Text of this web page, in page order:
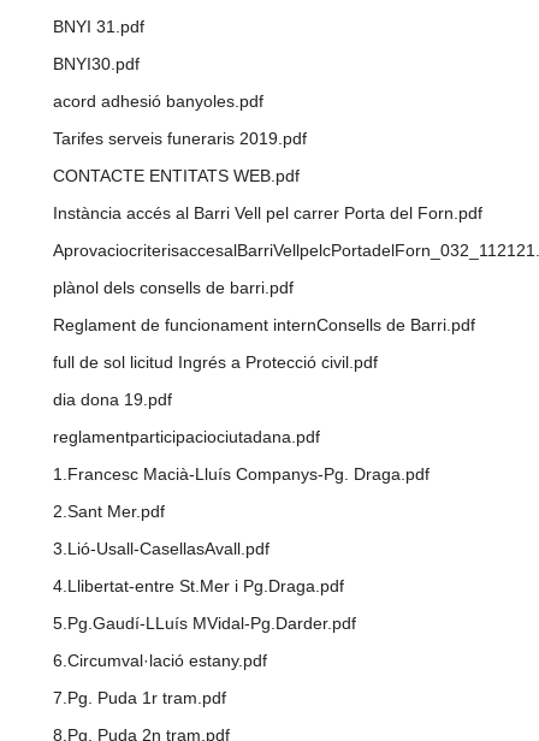
BNYI 31.pdf
BNYI30.pdf
acord adhesió banyoles.pdf
Tarifes serveis funeraris 2019.pdf
CONTACTE ENTITATS WEB.pdf
Instància accés al Barri Vell pel carrer Porta del Forn.pdf
plànol dels consells de barri.pdf
Reglament de funcionament internConsells de Barri.pdf
full de sol licitud Ingrés a Protecció civil.pdf
dia dona 19.pdf
reglamentparticipaciociutadana.pdf
1.Francesc Macià-Lluís Companys-Pg. Draga.pdf
2.Sant Mer.pdf
3.Lió-Usall-CasellasAvall.pdf
4.Llibertat-entre St.Mer i Pg.Draga.pdf
5.Pg.Gaudí-LLuís MVidal-Pg.Darder.pdf
6.Circumval·lació estany.pdf
7.Pg. Puda 1r tram.pdf
8.Pg. Puda 2n tram.pdf